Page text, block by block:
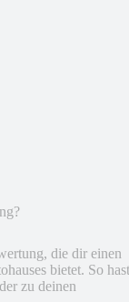
die dir einen
bietet. So hast
zu deinen